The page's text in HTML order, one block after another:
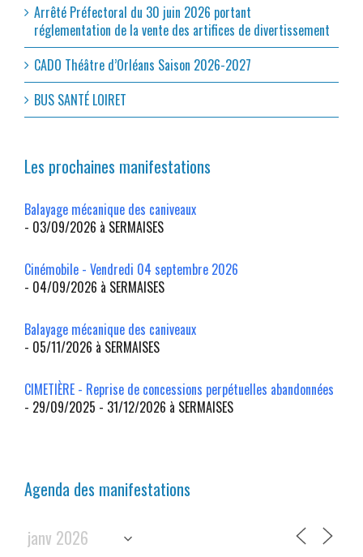
Arrêté Préfectoral du 30 juin 2026 portant
réglementation de la vente des artifices de divertissement
CADO Théâtre d’Orléans Saison 2026-2027
BUS SANTÉ LOIRET
Les prochaines manifestations
Balayage mécanique des caniveaux
- 03/09/2026 à SERMAISES
Cinémobile - Vendredi 04 septembre 2026
- 04/09/2026 à SERMAISES
Balayage mécanique des caniveaux
- 05/11/2026 à SERMAISES
CIMETIÈRE - Reprise de concessions perpétuelles abandonnées
- 29/09/2025 - 31/12/2026 à SERMAISES
Agenda des manifestations